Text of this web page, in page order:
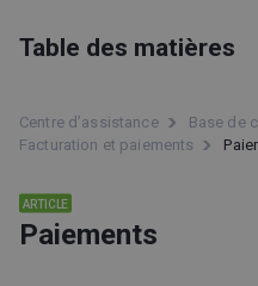
Table des matières
Types d'événement
Salle d'événement
Conseils et astuces
Centre d’assistance
Base de
Facturation et paiements
ARTICLE
Paiements